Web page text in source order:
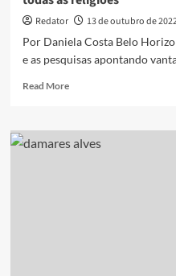
Redator 13 de outubro de
Por Daniela Costa Belo
e as pesquisas apontando
Read MoreRead
Bolsonaro
em